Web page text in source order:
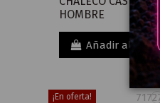
HOMBRE
Añadir al
¡En oferta!